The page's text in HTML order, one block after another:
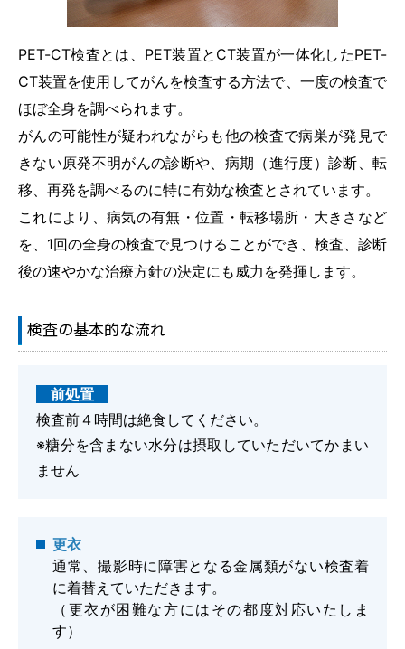
研修医募集
専攻医募集
プライバシーポリシー
お問い合わせ
交通アクセス
予約専用電話番号
代表番号
TEL.0944-87-0001
診療日 月曜日～土曜日
PET-CT検査とは、PET装置とCT装置が一体化したPET-
CT装置を使用してがんを検査する方法で、一度の検査で
ほぼ全身を調べられます。
がんの可能性が疑われながらも他の検査で病巣が発見で
きない原発不明がんの診断や、病期（進行度）診断、転
移、再発を調べるのに特に有効な検査とされています。
これにより、病気の有無・位置・転移場所・大きさなど
を、1回の全身の検査で見つけることができ、検査、診断
後の速やかな治療方針の決定にも威力を発揮します。
検査の基本的な流れ
前処置
検査前４時間は絶食してください。
※糖分を含まない水分は摂取していただいてかまい
ません
更衣
通常、撮影時に障害となる金属類がない検査着
に着替えていただきます。
（更衣が困難な方にはその都度対応いたしま
す）